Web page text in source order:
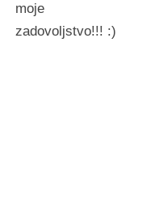
moje
zadovoljstvo!!! :)